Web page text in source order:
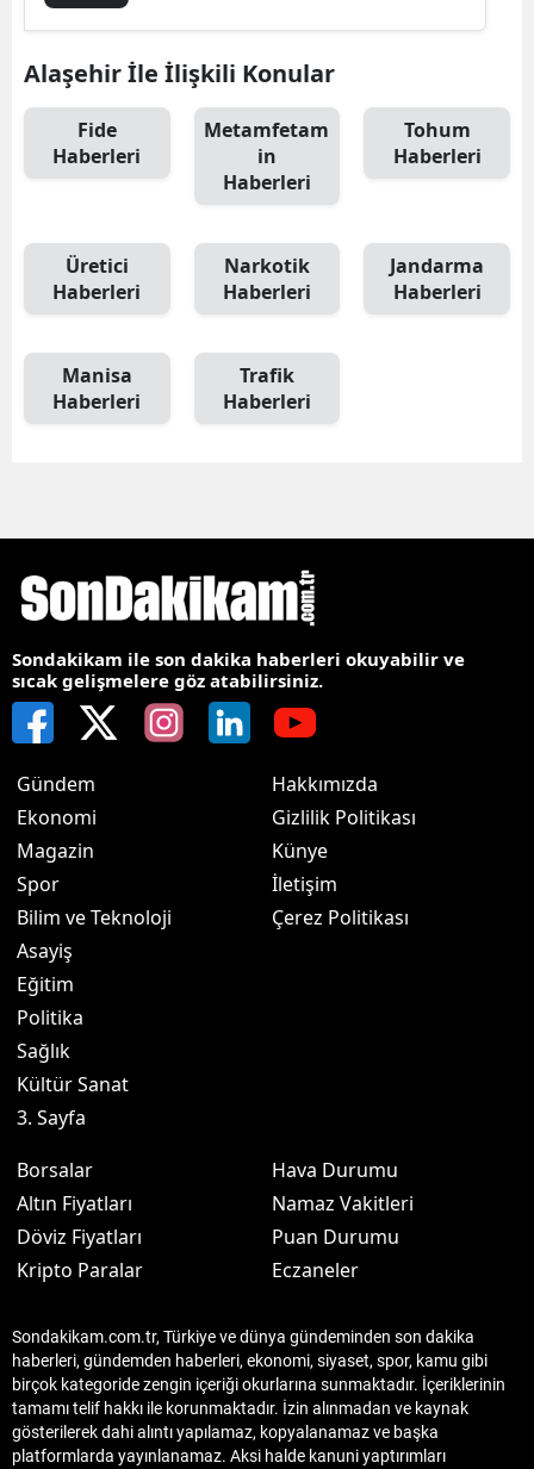
Alaşehir İle İlişkili Konular
Fide
Haberleri
Metamfetam
in
Haberleri
Tohum
Haberleri
Üretici
Haberleri
Narkotik
Haberleri
Jandarma
Haberleri
Manisa
Haberleri
Trafik
Haberleri
Sondakikam ile son dakika haberleri okuyabilir ve
sıcak gelişmelere göz atabilirsiniz.
Gündem
Ekonomi
Magazin
Spor
Bilim ve Teknoloji
Asayiş
Eğitim
Politika
Sağlık
Kültür Sanat
3. Sayfa
Hakkımızda
Gizlilik Politikası
Künye
İletişim
Çerez Politikası
Borsalar
Altın Fiyatları
Döviz Fiyatları
Kripto Paralar
Hava Durumu
Namaz Vakitleri
Puan Durumu
Eczaneler
Sondakikam.com.tr, Türkiye ve dünya gündeminden son dakika
haberleri, gündemden haberleri, ekonomi, siyaset, spor, kamu gibi
birçok kategoride zengin içeriği okurlarına sunmaktadır. İçeriklerinin
tamamı telif hakkı ile korunmaktadır. İzin alınmadan ve kaynak
gösterilerek dahi alıntı yapılamaz, kopyalanamaz ve başka
platformlarda yayınlanamaz. Aksi halde kanuni yaptırımları